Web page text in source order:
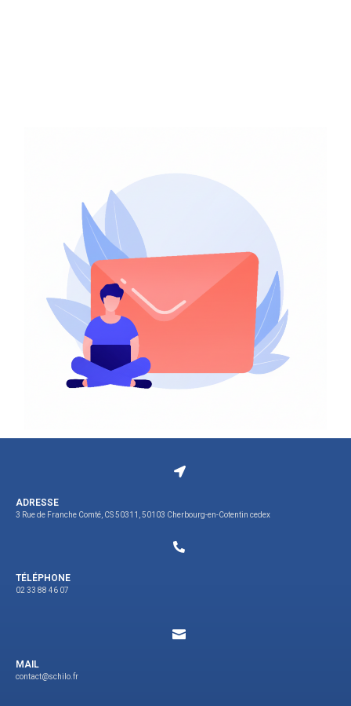
ADRESSE
3 Rue de Franche Comté, CS 50311, 50103 Cherbourg-en-Cotentin cedex
TÉLÉPHONE
02 33 88 46 07
MAIL
contact@schilo.fr